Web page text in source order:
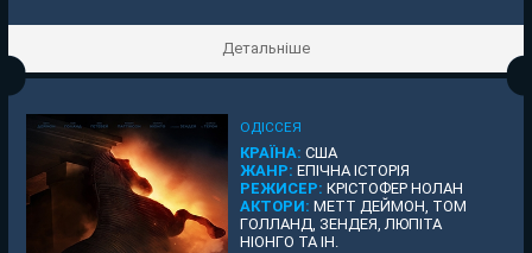
Детальніше
ОДІССЕЯ
КРАЇНА: США
ЖАНР: ЕПІЧНА ІСТОРІЯ
РЕЖИСЕР: КРІСТОФЕР НОЛАН
АКТОРИ: МЕТТ ДЕЙМОН, ТОМ
ГОЛЛАНД, ЗЕНДЕЯ, ЛЮПІТА
НІОНГО ТА ІН.